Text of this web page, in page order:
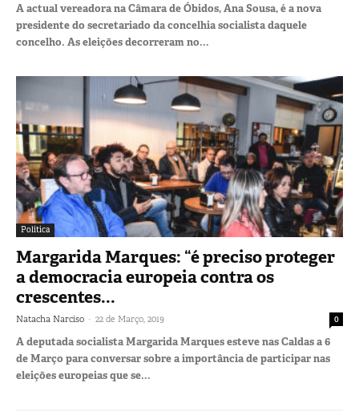
A actual vereadora na Câmara de Óbidos, Ana Sousa, é a nova
presidente do secretariado da concelhia socialista daquele
concelho. As eleições decorreram no...
Política
Margarida Marques: “é preciso proteger
a democracia europeia contra os
crescentes...
Natacha Narciso - 22 de Março, 2019 0
A deputada socialista Margarida Marques esteve nas Caldas a 6
de Março para conversar sobre a importância de participar nas
eleições europeias que se...